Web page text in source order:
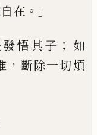
在 。」
悟其子 ； 如
， 斷除一切煩